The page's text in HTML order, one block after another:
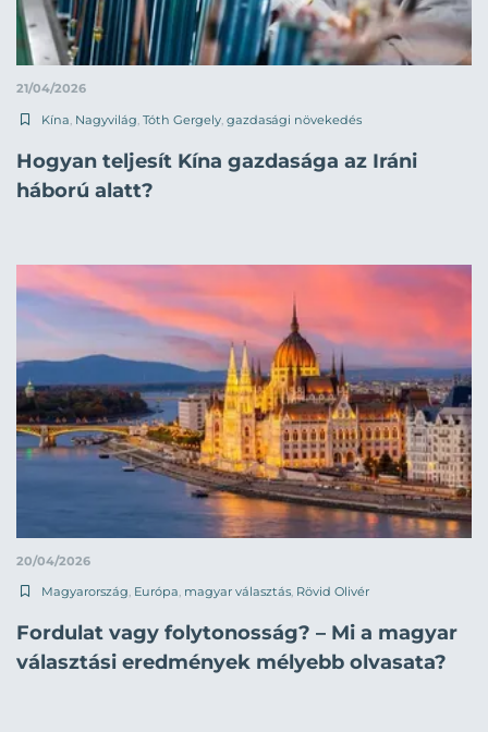
21/04/2026
Kína Nagyvilág Tóth Gergely gazdasági növekedés
Hogyan teljesít Kína gazdasága az Iráni
háború alatt?
20/04/2026
Magyarország Európa magyar választás Rövid Olivér
Fordulat vagy folytonosság? – Mi a magyar
választási eredmények mélyebb olvasata?